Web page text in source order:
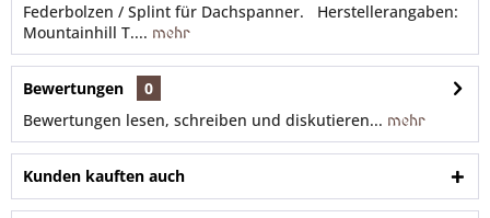
Federbolzen / Splint für Dachspanner. Herstellerangaben:
Mountainhill T.... mehr
Bewertungen
0
Bewertungen lesen, schreiben und diskutieren... mehr
Kunden kauften auch